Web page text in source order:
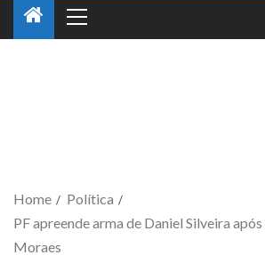
Home
Política
PF apreende arma de Daniel Silveira
Moraes